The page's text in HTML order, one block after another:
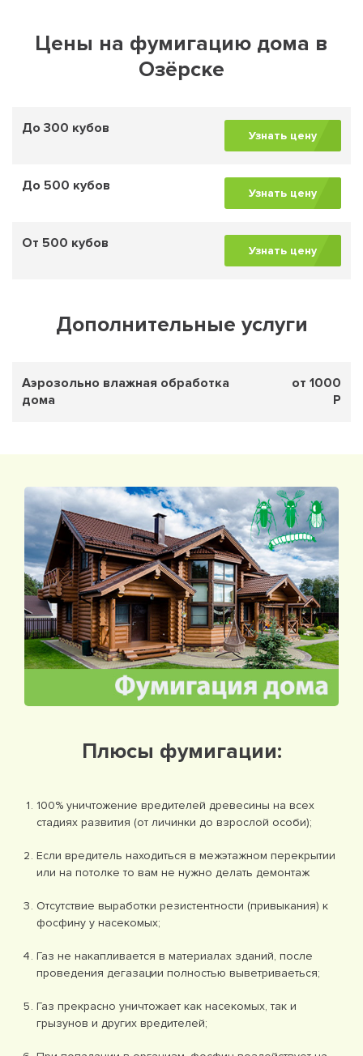
Цены на фумигацию дома в
Озёрске
До 300 кубов Узнать цену
До 500 кубов Узнать цену
От 500 кубов Узнать цену
Дополнительные услуги
Аэрозольно влажная обработка
дома
от 1000
Р
Плюсы фумигации:
100% уничтожение вредителей древесины на всех
стадиях развития (от личинки до взрослой особи);
Если вредитель находиться в межэтажном перекрытии
или на потолке то вам не нужно делать демонтаж
Отсутствие выработки резистентности (привыкания) к
фосфину у насекомых;
Газ не накапливается в материалах зданий, после
проведения дегазации полностью выветриваеться;
Газ прекрасно уничтожает как насекомых, так и
грызунов и других вредителей;